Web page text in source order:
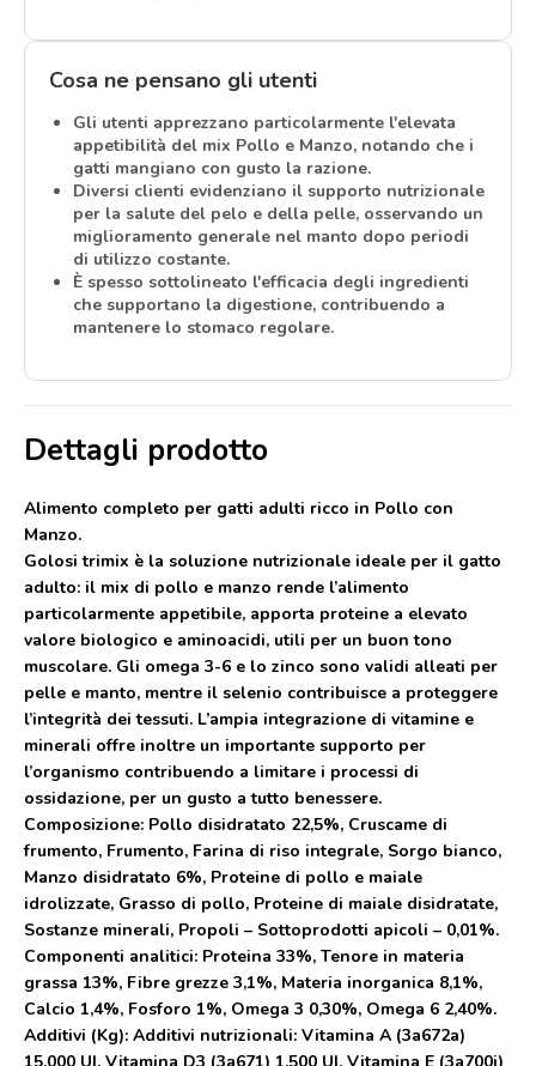
Cosa ne pensano gli utenti
Gli utenti apprezzano particolarmente l'elevata
appetibilità del mix Pollo e Manzo, notando che i
gatti mangiano con gusto la razione.
Diversi clienti evidenziano il supporto nutrizionale
per la salute del pelo e della pelle, osservando un
miglioramento generale nel manto dopo periodi
di utilizzo costante.
È spesso sottolineato l'efficacia degli ingredienti
che supportano la digestione, contribuendo a
mantenere lo stomaco regolare.
Dettagli prodotto
Alimento completo per gatti adulti ricco in Pollo con
Manzo.
Golosi trimix è la soluzione nutrizionale ideale per il gatto
adulto: il mix di pollo e manzo rende l’alimento
particolarmente appetibile, apporta proteine a elevato
valore biologico e aminoacidi, utili per un buon tono
muscolare. Gli omega 3-6 e lo zinco sono validi alleati per
pelle e manto, mentre il selenio contribuisce a proteggere
l’integrità dei tessuti. L’ampia integrazione di vitamine e
minerali offre inoltre un importante supporto per
l’organismo contribuendo a limitare i processi di
ossidazione, per un gusto a tutto benessere.
Composizione: Pollo disidratato 22,5%, Cruscame di
frumento, Frumento, Farina di riso integrale, Sorgo bianco,
Manzo disidratato 6%, Proteine di pollo e maiale
idrolizzate, Grasso di pollo, Proteine di maiale disidratate,
Sostanze minerali, Propoli – Sottoprodotti apicoli – 0,01%.
Componenti analitici: Proteina 33%, Tenore in materia
grassa 13%, Fibre grezze 3,1%, Materia inorganica 8,1%,
Calcio 1,4%, Fosforo 1%, Omega 3 0,30%, Omega 6 2,40%.
Additivi (Kg): Additivi nutrizionali: Vitamina A (3a672a)